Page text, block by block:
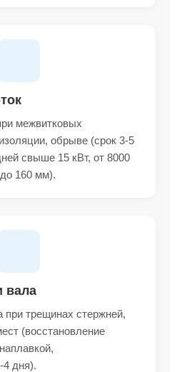
межвитковых
обрыве (срок 3-5
свыше 15 кВт, от 8000
160 мм).
вала
при трещинах стержней,
(восстановление
4 дня).